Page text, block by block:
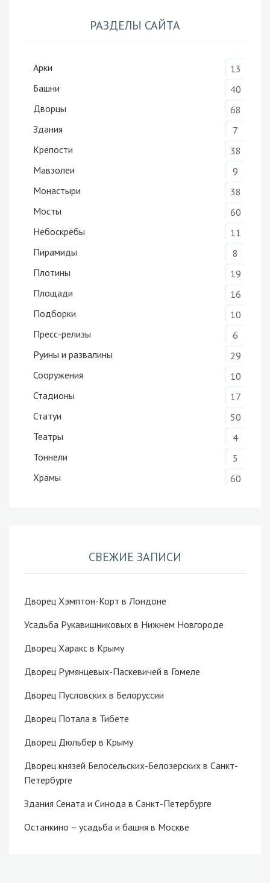
РАЗДЕЛЫ САЙТА
Арки
13
Башни
40
Дворцы
68
Здания
7
Крепости
38
Мавзолеи
9
Монастыри
38
Мосты
60
Небоскрёбы
11
Пирамиды
8
Плотины
19
Площади
16
Подборки
10
Пресс-релизы
6
Руины и развалины
29
Сооружения
10
Стадионы
17
Статуи
50
Театры
4
Тоннели
5
Храмы
60
СВЕЖИЕ ЗАПИСИ
Дворец Хэмптон-Корт в Лондоне
Усадьба Рукавишниковых в Нижнем Новгороде
Дворец Харакс в Крыму
Дворец Румянцевых-Паскевичей в Гомеле
Дворец Пусловских в Белоруссии
Дворец Потала в Тибете
Дворец Дюльбер в Крыму
Дворец князей Белосельских-Белозерских в Санкт-
Петербурге
Здания Сената и Синода в Санкт-Петербурге
Останкино – усадьба и башня в Москве